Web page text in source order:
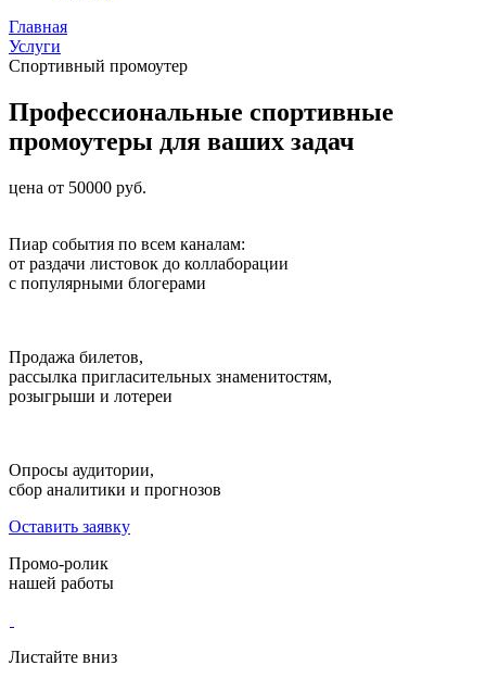
Главная
Услуги
Спортивный промоутер
Профессиональные спортивные
промоутеры для ваших задач
цена от 50000 руб.
Пиар события по всем каналам:
от раздачи листовок до коллаборации
с популярными блогерами
Продажа билетов,
рассылка пригласительных знаменитостям,
розыгрыши и лотереи
Опросы аудитории,
сбор аналитики и прогнозов
Оставить заявку
Промо-ролик
нашей работы
Листайте вниз